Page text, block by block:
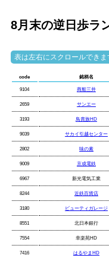
8月末の逆日歩ラ
code 銘柄名
9104 商船三井
2659 サンエー
3193 鳥貴族HD
9039 サカイ引越センター
2802 味の素
9009 京成電鉄
6967 新光電気工業
8244 近鉄百貨店
3180 ビューティガレージ
8551 北日本銀行
7554 幸楽苑HD
7416 はるやまHD